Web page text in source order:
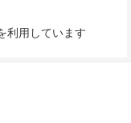
利用しています